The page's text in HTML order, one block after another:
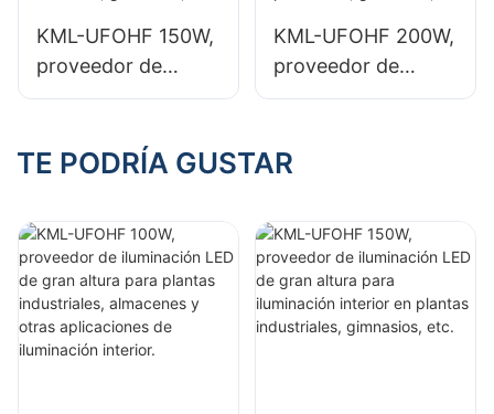
iluminación interior.
iluminación interior.
KML-UFOHF 150W,
proveedor de
iluminación LED de
iluminación interior
gimnasios, etc.
KML-UFOHF 200W,
proveedor de
iluminación LED de
iluminación interior
gimnasios, etc.
TE PODRÍA GUSTAR